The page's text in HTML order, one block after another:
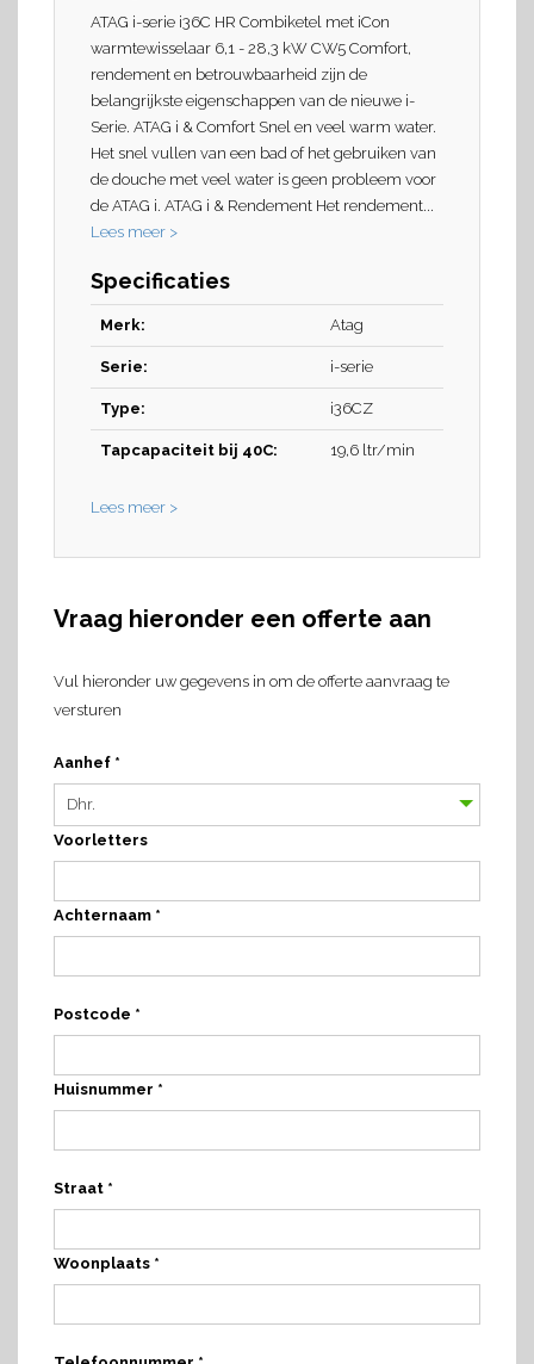
ATAG i-serie i36C HR Combiketel met iCon
warmtewisselaar 6,1 - 28,3 kW CW5 Comfort,
rendement en betrouwbaarheid zijn de
belangrijkste eigenschappen van de nieuwe i-
Serie. ATAG i & Comfort Snel en veel warm water.
Het snel vullen van een bad of het gebruiken van
de douche met veel water is geen probleem voor
de ATAG i. ATAG i & Rendement Het rendement...
Lees meer >
Specificaties
Merk: Atag
Serie: i-serie
Type: i36CZ
Tapcapaciteit bij 40C: 19,6 ltr/min
Lees meer >
Vraag hieronder een offerte aan
Vul hieronder uw gegevens in om de offerte aanvraag te
versturen
Aanhef *
Voorletters
Achternaam *
Postcode *
Huisnummer *
Straat *
Woonplaats *